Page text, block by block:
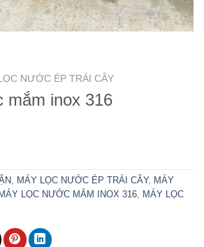
NƯỚC ÉP TRÁI CÂY
mắm inox 316
, MÁY LỌC NƯỚC ÉP TRÁI CÂY, MÁY
MÁY LỌC NƯỚC MẮM INOX 316, MÁY LỌC